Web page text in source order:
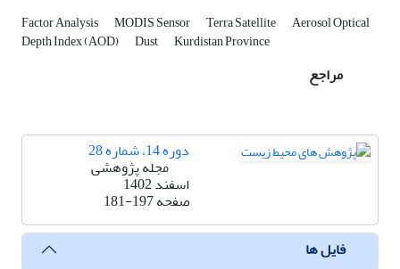
Factor Analysis MODIS Sensor Terra Satellite Aerosol Optical
Depth Index (AOD) Dust Kurdistan Province
مراجع
دوره 14، شماره 28
مجله پژوهشی
اسفند 1402
صفحه181-197
فایل ها